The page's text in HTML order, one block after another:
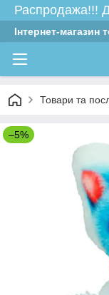
Інтернет-магазин
Товари та
–5%